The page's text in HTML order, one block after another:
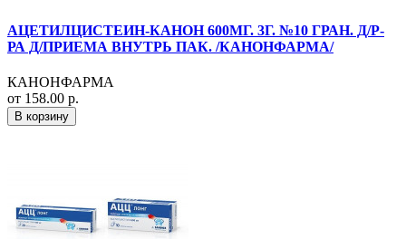
АЦЕТИЛЦИСТЕИН-КАНОН 600МГ. 3Г. №10 ГРАН. Д/Р-
РА Д/ПРИЕМА ВНУТРЬ ПАК. /КАНОНФАРМА/
КАНОНФАРМА
от 158.00 р.
В корзину